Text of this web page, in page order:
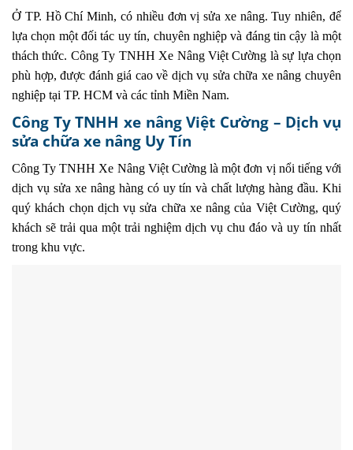
Ở TP. Hồ Chí Minh, có nhiều đơn vị sửa xe nâng. Tuy nhiên, để
lựa chọn một đối tác uy tín, chuyên nghiệp và đáng tin cậy là một
thách thức. Công Ty TNHH Xe Nâng Việt Cường là sự lựa chọn
phù hợp, được đánh giá cao về dịch vụ sửa chữa xe nâng chuyên
nghiệp tại TP. HCM và các tỉnh Miền Nam.
Công Ty TNHH xe nâng Việt Cường – Dịch vụ
sửa chữa xe nâng Uy Tín
Công Ty TNHH Xe Nâng Việt Cường là một đơn vị nổi tiếng với
dịch vụ sửa xe nâng hàng có uy tín và chất lượng hàng đầu. Khi
quý khách chọn dịch vụ sửa chữa xe nâng của Việt Cường, quý
khách sẽ trải qua một trải nghiệm dịch vụ chu đáo và uy tín nhất
trong khu vực.